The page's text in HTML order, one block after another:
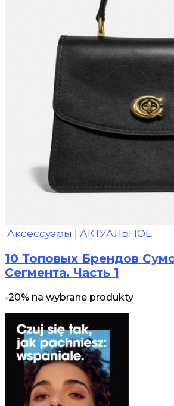
Аксессуары АКТУАЛЬНОЕ
10 Топовых Брендов
Сегмента. Часть 1
-20% na wybrane produkty